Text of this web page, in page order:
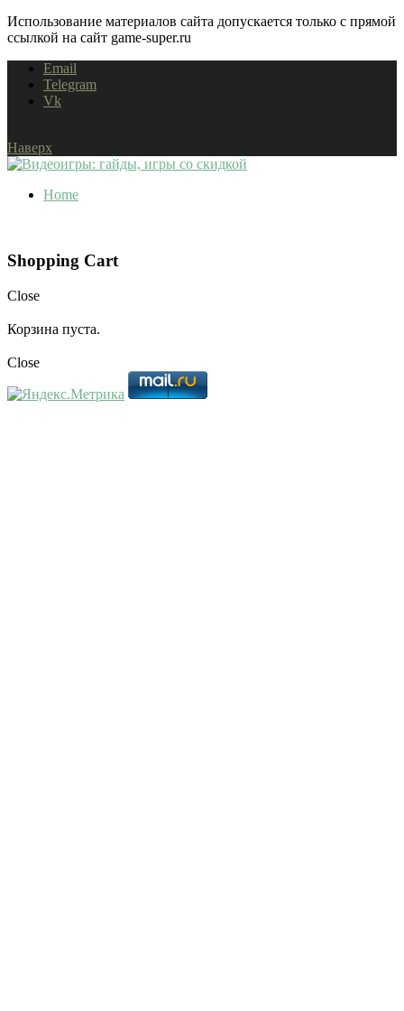
Использование материалов сайта допускается только с прямой
ссылкой на сайт game-super.ru
Email
Telegram
Vk
Наверх
Home
Shopping Cart
Close
Корзина пуста.
Close